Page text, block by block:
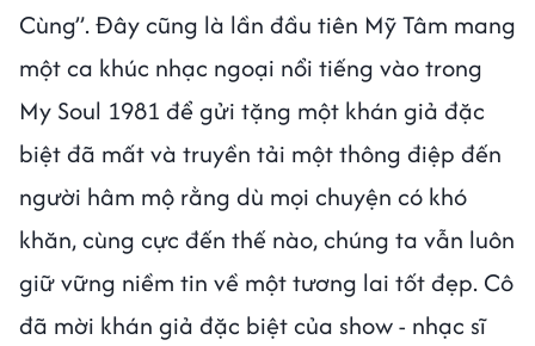
Cùng”. Đây cũng là lần đầu tiên Mỹ Tâm mang
một ca khúc nhạc ngoại nổi tiếng vào trong
My Soul 1981 để gửi tặng một khán giả đặc
biệt đã mất và truyền tải một thông điệp đến
người hâm mộ rằng dù mọi chuyện có khó
khăn, cùng cực đến thế nào, chúng ta vẫn luôn
giữ vững niềm tin về một tương lai tốt đẹp. Cô
đã mời khán giả đặc biệt của show - nhạc sĩ